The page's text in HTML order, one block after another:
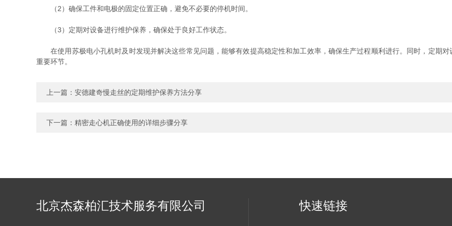
（2）确保工件和电极的固定位置正确，避免不必要的停机时间。
（3）定期对设备进行维护保养，确保处于良好工作状态。
在使用苏极电小孔机时及时发现并解决这些常见问题，能够有效提高稳定性和加工效率，确保生产过程顺利进行。同时，定期
重要环节。
上一篇： 安德建奇慢走丝的定期维护保养方法分享
下一篇： 精密走心机正确使用的详细步骤分享
北京杰森柏汇技术服务有限公司 快速链接